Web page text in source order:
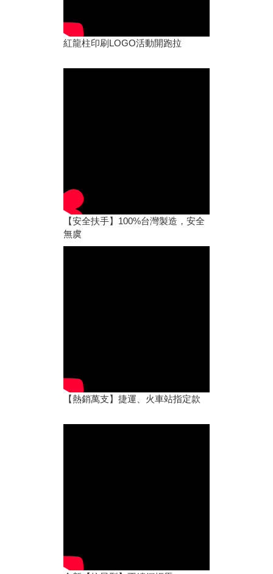
紅龍柱印刷LOGO活動開跑拉
【安全扶手】100%台灣製造，安全
無虞
【熱銷萬支】捷運、火車站指定款